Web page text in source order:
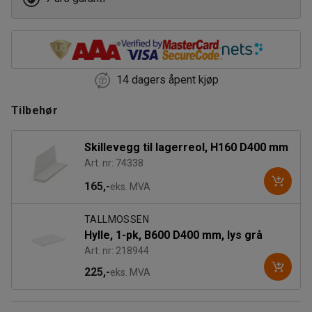
14 dagers åpent kjøp
Tilbehør
Skillevegg til lagerreol, H160 D400 mm
Art. nr: 74338
165,-eks. MVA
TALLMOSSEN
Hylle, 1-pk, B600 D400 mm, lys grå
Art. nr: 218944
225,-eks. MVA